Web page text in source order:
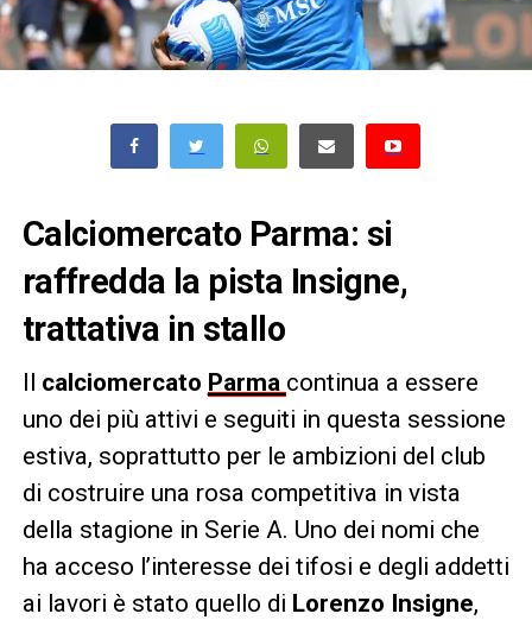
Calciomercato Parma: si
raffredda la pista Insigne,
trattativa in stallo
Il calciomercato Parma continua a essere
uno dei più attivi e seguiti in questa sessione
estiva, soprattutto per le ambizioni del club
di costruire una rosa competitiva in vista
della stagione in Serie A. Uno dei nomi che
ha acceso l’interesse dei tifosi e degli addetti
ai lavori è stato quello di Lorenzo Insigne,